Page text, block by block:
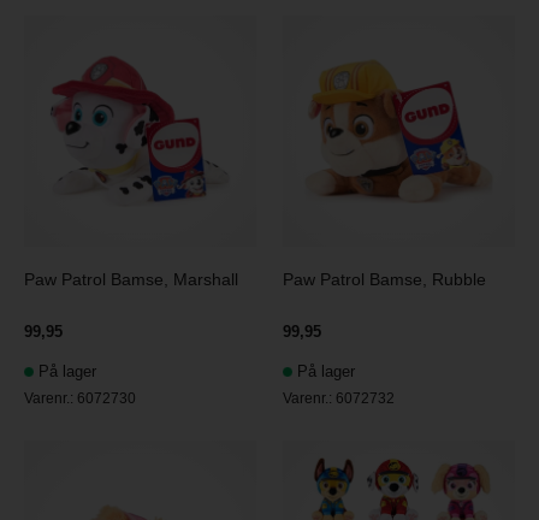
Paw Patrol Bamse, Marshall
99,95
På lager
Varenr.: 6072730
Paw Patrol Bamse, Rubble
99,95
På lager
Varenr.: 6072732